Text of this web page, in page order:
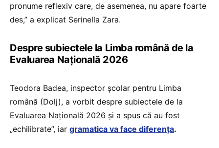
pronume reflexiv care, de asemenea, nu apare foarte
des,” a explicat Serinella Zara.
Despre subiectele la Limba română de la
Evaluarea Națională 2026
Teodora Badea, inspector școlar pentru Limba
română (Dolj), a vorbit despre subiectele de la
Evaluarea Națională 2026 și a spus că au fost
„echilibrate”, iar gramatica va face diferența.